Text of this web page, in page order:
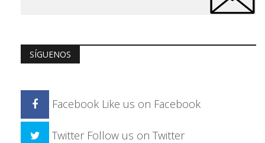
SÍGUENOS
Facebook Like us on Facebook
Twitter Follow us on Twitter